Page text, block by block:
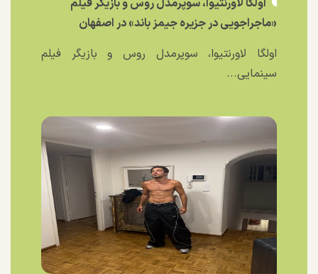
اولگا لاورنتیوا، سوپرمدل روس و بازیگر فیلم
«ماجراجویی در جزیره جیمز باند» در اصفهان
اولگا لاورنتیوا، سوپرمدل روس و بازیگر فیلم
سینمایی...